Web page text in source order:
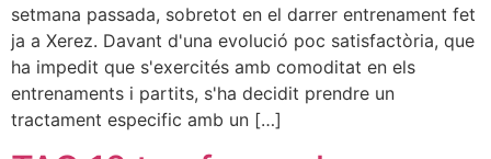
setmana passada, sobretot en el darrer entrenament fet
ja a Xerez. Davant d'una evolució poc satisfactòria, que
ha impedit que s'exercités amb comoditat en els
entrenaments i partits, s'ha decidit prendre un
tractament especific amb un […]